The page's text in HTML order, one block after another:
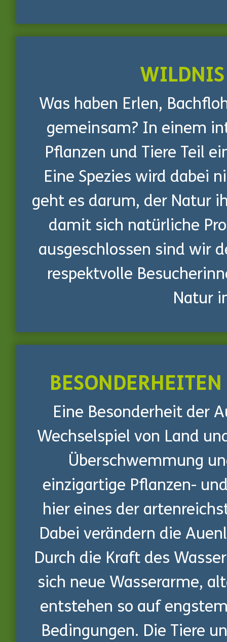
WILDNIS
Was haben Erlen,
gemeinsam? In einem
Pflanzen und Tiere Teil
Eine Spezies wird dabei
geht es darum, der Natur
damit sich natürliche
ausgeschlossen sind wir
respektvolle
Natur
Eine Besonderheit der
Wechselspiel von Land
Überschwemmung
einzigartige Pflanzen-
hier eines der
Dabei verändern die
Durch die Kraft des
sich neue Wasserarme,
entstehen so auf
Bedingungen. Die Tiere